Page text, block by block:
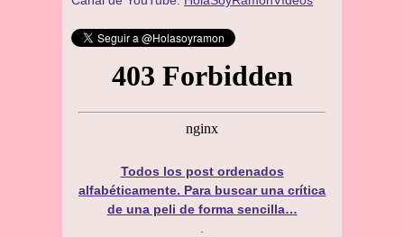
Todos los post ordenados
alfabéticamente. Para buscar una crítica
de una peli de forma sencilla…